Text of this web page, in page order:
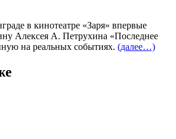
в кинотеатре «Заря» впервые
Алексея А. Петрухина «Последнее
на реальных событиях. (далее…)